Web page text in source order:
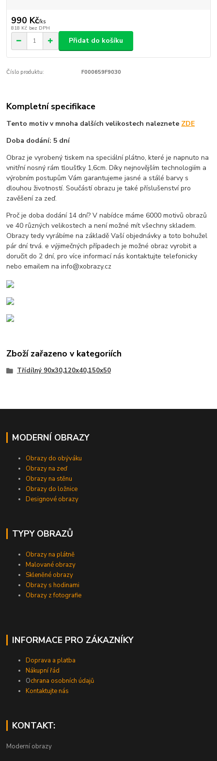
990 Kč/ks
818 Kč bez DPH
Přidat do košíku
Číslo produktu: F000659F9030
Kompletní specifikace
Tento motiv v mnoha dalších velikostech naleznete ZDE
Doba dodání: 5 dní
Obraz je vyrobený tiskem na speciální plátno, které je napnuto na
vnitřní nosný rám tloušťky 1,6cm. Díky nejnovějším technologiím a
výrobním postupům Vám garantujeme jasné a stálé barvy s
dlouhou životností. Součástí obrazu je také příslušenství pro
zavěšení za zeď.
Proč je doba dodání 14 dní? V nabídce máme 6000 motivů obrazů
ve 40 různých velikostech a není možné mít všechny skladem.
Obrazy tedy vyrábíme na základě Vaší objednávky a toto bohužel
pár dní trvá. e výjimečných případech je možné obraz vyrobit a
doručit do 2 dní, pro více informací nás kontaktujte telefonicky
nebo emailem na info@xobrazy.cz
Zboží zařazeno v kategoriích
Třídílný 90x30,120x40,150x50
MODERNÍ OBRAZY
Obrazy do obýváku
Obrazy na zeď
Obrazy na stěnu
Obrazy do ložnice
Designové obrazy
TYPY OBRAZŮ
Obrazy na plátně
Malované obrazy
Skleněné obrazy
Obrazy s hodinami
Obrazy z fotografie
INFORMACE PRO ZÁKAZNÍKY
Doprava a platba
Nákupní řád
Ochrana osobních údajů
Kontaktujte nás
KONTAKT:
Moderní obrazy